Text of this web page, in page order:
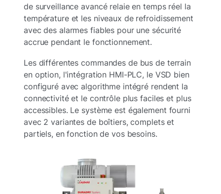
de surveillance avancé relaie en temps réel la
température et les niveaux de refroidissement
avec des alarmes fiables pour une sécurité
accrue pendant le fonctionnement.
Les différentes commandes de bus de terrain
en option, l'intégration HMI-PLC, le VSD bien
configuré avec algorithme intégré rendent la
connectivité et le contrôle plus faciles et plus
accessibles. Le système est également fourni
avec 2 variantes de boîtiers, complets et
partiels, en fonction de vos besoins.